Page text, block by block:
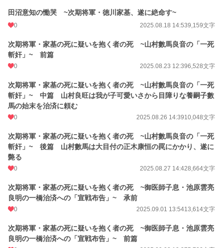
田沼意知の慟哭 ~次期将軍・徳川家基、遂に絶命す~
0 2025.08.18 14:539,159文字
次期将軍・家基の死に疑いを抱く者の死 ~山村數馬良音の「一死
斬奸」~ 前篇
0 2025.08.23 12:396,528文字
次期将軍・家基の死に疑いを抱く者の死 ~山村數馬良音の「一死
斬奸」~ 中篇 山村良旺は我が子可愛いさから目障りな養嗣子數
馬の始末を治済に頼む
0 2025.08.26 14:3910,048文字
次期将軍・家基の死に疑いを抱く者の死 ~山村數馬良音の「一死
斬奸」~ 後篇 山村數馬は大目付の正木康恒の罠にかかり、遂に
斃る
0 2025.08.27 14:428,664文字
次期将軍・家基の死に疑いを抱く者の死 ~御医師子息・池原雲亮
良明の一橋治済への「宣戦布告」~ 承前
0 2025.09.01 13:5413,614文字
次期将軍・家基の死に疑いを抱く者の死 ~御医師子息・池原雲亮
良明の一橋治済への「宣戦布告」~ 前篇